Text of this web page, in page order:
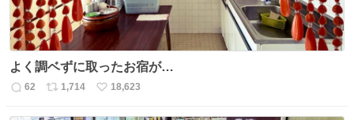
よく調ベずに取ったお宿が…
返
62
リ
1,714
い
18,623